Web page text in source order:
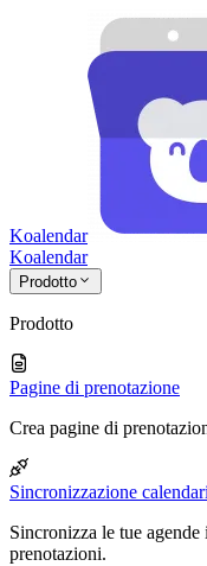
Koalendar
Koalendar
Prodotto
Prodotto
Pagine di prenotazione
Crea pagine di
Sincronizzazione
Sincronizza le tue
prenotazioni.